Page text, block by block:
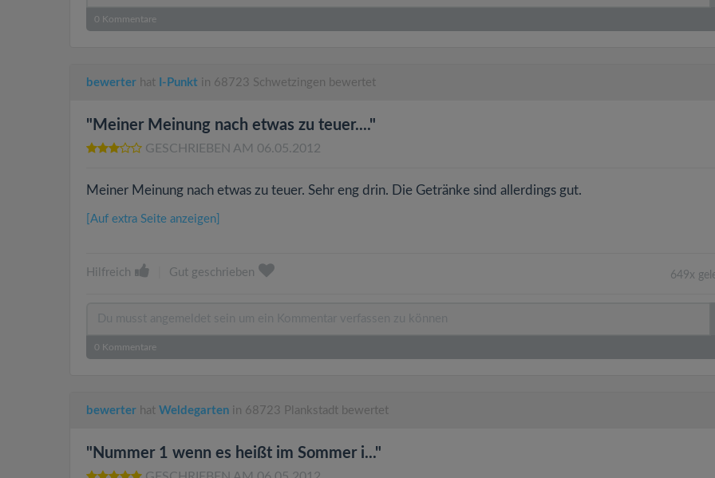
0 Kommentare
bewerter hat I-Punkt in 68723 Schwetzingen bewertet
"Meiner Meinung nach etwas zu teuer...."
GESCHRIEBEN AM 06.05.2012
Meiner Meinung nach etwas zu teuer. Sehr eng drin. Die Getränke sind allerdings gut.
[Auf extra Seite anzeigen]
Hilfreich Gut geschrieben 649x
0 Kommentare
bewerter hat Weldegarten in 68723 Plankstadt bewertet
"Nummer 1 wenn es heißt im Sommer i..."